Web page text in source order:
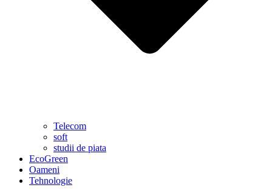
Telecom
soft
studii de piata
EcoGreen
Oameni
Tehnologie